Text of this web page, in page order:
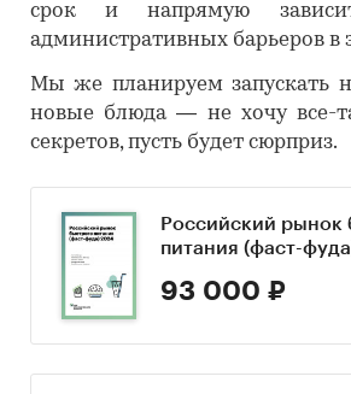
срок и напрямую
административных барьеров в
Мы же планируем запускать
новые блюда — не хочу все-
секретов, пусть будет сюрприз.
Российский рынок
питания (фаст-
93 000 ₽